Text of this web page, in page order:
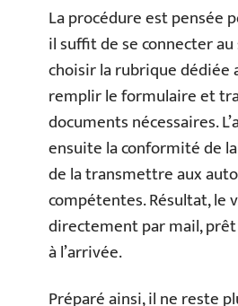
La procédure est pensée
il suffit de se connecter au
choisir la rubrique dédiée
remplir le formulaire et
documents nécessaires.
ensuite la conformité de
de la transmettre aux
compétentes. Résultat, le
directement par mail,
à l’arrivée.
Préparé ainsi, il ne reste